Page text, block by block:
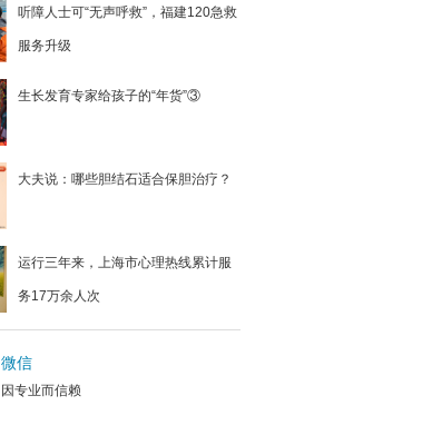
听障人士可“无声呼救”，福建120急救
服务升级
生长发育专家给孩子的“年货”③
大夫说：哪些胆结石适合保胆治疗？
运行三年来，上海市心理热线累计服
务17万余人次
微信
因专业而信赖